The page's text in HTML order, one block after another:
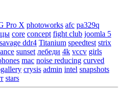
Pro X photoworks afc pa329q
core concept fight club joomla 5
ddr4 Titanium speedtest strix
sunset лебеди 4k vccv girls
mac noise reducing curved
crysis admin intel snapshots
stars